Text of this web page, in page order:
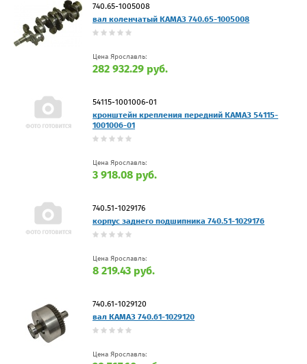
740.65-1005008
вал коленчатый КАМАЗ 740.65-1005008
Цена Ярославль:
282 932.29 руб.
54115-1001006-01
кронштейн крепления передний КАМАЗ 54115-
1001006-01
Цена Ярославль:
3 918.08 руб.
740.51-1029176
корпус заднего подшипника 740.51-1029176
Цена Ярославль:
8 219.43 руб.
740.61-1029120
вал КАМАЗ 740.61-1029120
Цена Ярославль: